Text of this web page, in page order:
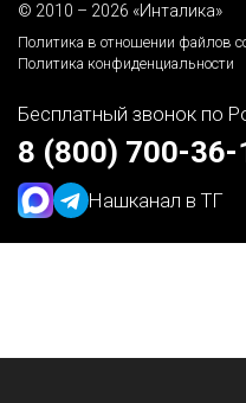
© 2010 – 2026 «Инталика»
Политика в отношении файлов
Политика конфиденциальности
Бесплатный звонок по
8 (800) 700-36-
Нашканал в ТГ